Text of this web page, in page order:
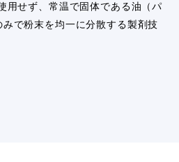
用せず、常温で固体である油（パ
で粉末を均一に分散する製剤技